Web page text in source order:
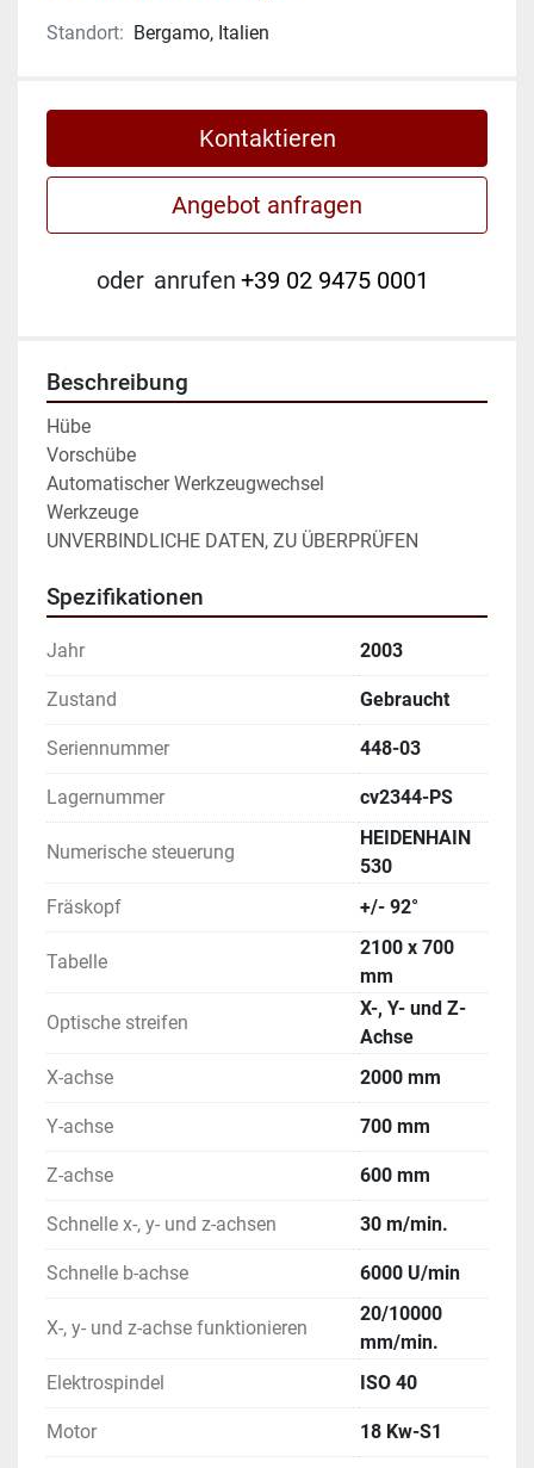
Standort: Bergamo, Italien
Kontaktieren
Angebot anfragen
oder anrufen +39 02 9475 0001
Beschreibung
Hübe
Vorschübe
Automatischer Werkzeugwechsel
Werkzeuge
UNVERBINDLICHE DATEN, ZU ÜBERPRÜFEN
Spezifikationen
Jahr 2003
Zustand Gebraucht
Seriennummer 448-03
Lagernummer cv2344-PS
Numerische steuerung
HEIDENHAIN
530
Fräskopf
+/- 92°
Tabelle
2100 x 700
mm
Optische streifen
X-, Y- und Z-
Achse
X-achse
2000 mm
Y-achse 700 mm
Z-achse 600 mm
Schnelle x-, y- und z-achsen 30 m/min.
Schnelle b-achse 6000 U/min
X-, y- und z-achse funktionieren
20/10000
mm/min.
Elektrospindel
ISO 40
Motor 18 Kw-S1